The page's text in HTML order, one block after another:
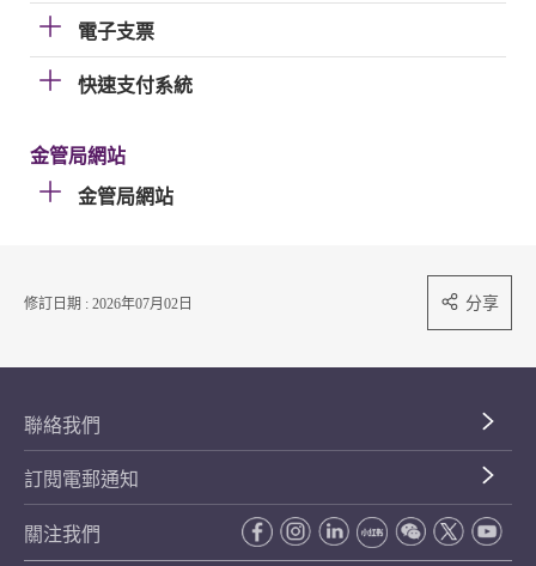
電子支票
快速支付系統
金管局網站
金管局網站
修訂日期 : 2026年07月02日 分享
聯絡我們
訂閱電郵通知
關注我們